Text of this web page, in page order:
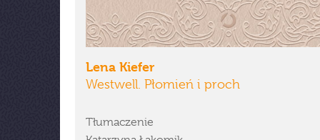
Lena Kiefer
Westwell. Płomień i proch
Tłumaczenie